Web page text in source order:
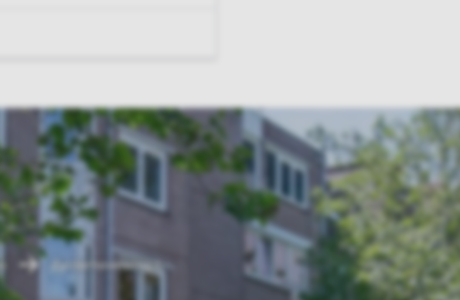
Zuiderhavenring I